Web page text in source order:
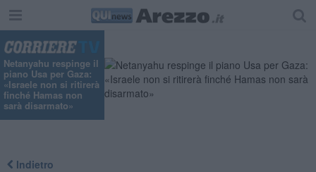
Netanyahu respinge il
piano Usa per Gaza:
«Israele non si ritirerà
finché Hamas non
sarà disarmato»
Indietro